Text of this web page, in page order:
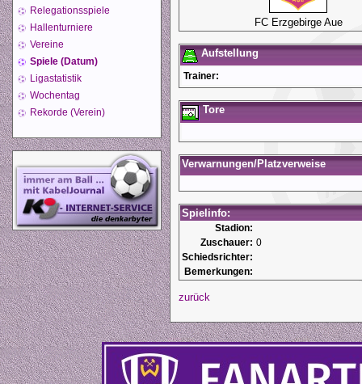
Relegationsspiele
Hallenturniere
Vereine
Spiele (Datum)
Ligastatistik
Wochentag
Rekorde (Verein)
FC Erzgebirge Aue
Aufstellung
Trainer:
Tore
Verwarnungen/Platzverweise
Spielinfo:
Stadion:
Zuschauer: 0
Schiedsrichter:
Bemerkungen:
zurück